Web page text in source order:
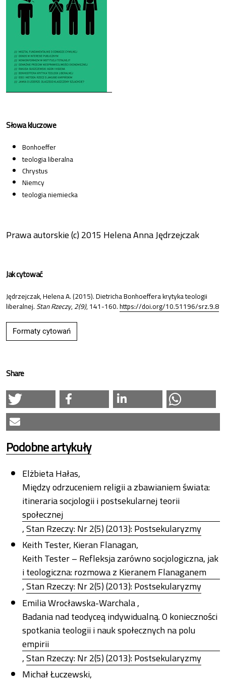
Słowa kluczowe
Bonhoeffer
teologia liberalna
Chrystus
Niemcy
teologia niemiecka
Prawa autorskie (c) 2015 Helena Anna Jędrzejczak
Jak cytować
Jędrzejczak, Helena A. (2015). Dietricha Bonhoeffera krytyka teologii
liberalnej.Stan Rzeczy,2(9), 141-160.https://doi.org/10.51196/srz.9.8
Formaty cytowań
Share
Podobne artykuły
Elżbieta Hałas,
Między odrzuceniem religii a zbawianiem świata:
itineraria socjologii i postsekularnej teorii
społecznej
,Stan Rzeczy: Nr 2(5) (2013): Postsekularyzmy
Keith Tester, Kieran Flanagan,
Keith Tester – Refleksja zarówno socjologiczna, jak
i teologiczna: rozmowa z Kieranem Flanaganem
,Stan Rzeczy: Nr 2(5) (2013): Postsekularyzmy
Emilia Wrocławska-Warchala ,
Badania nad teodyceą indywidualną. O konieczności
spotkania teologii i nauk społecznych na polu
empirii
,Stan Rzeczy: Nr 2(5) (2013): Postsekularyzmy
Michał Łuczewski,